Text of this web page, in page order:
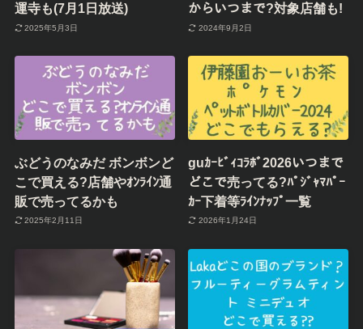
運寺も(7月1日放送)
2025年5月3日
からいつまで?対象店舗も!
2024年9月2日
ぶどうのなみだ ボンボンど
こで買える?店舗やｵﾝﾗｲﾝ通
販で売ってるかも
2025年2月11日
guｶｰﾋﾞｨｺﾗﾎﾞ2026いつまで
どこで売ってる?ﾊﾟｼﾞｬﾏﾊﾟｰ
ｶｰ下着等ﾗｲﾝﾅｯﾌﾟ一覧
2026年1月24日